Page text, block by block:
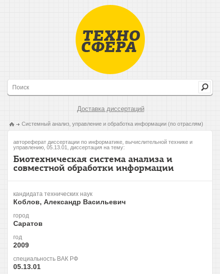
Доставка диссертаций
Системный анализ, управление и обработка информации (по отраслям)
автореферат диссертации по информатике, вычислительной технике и
управлению, 05.13.01, диссертация на тему:
Биотехническая система анализа и
совместной обработки информации
кандидата технических наук
Коблов, Александр Васильевич
город
Саратов
год
2009
специальность ВАК РФ
05.13.01